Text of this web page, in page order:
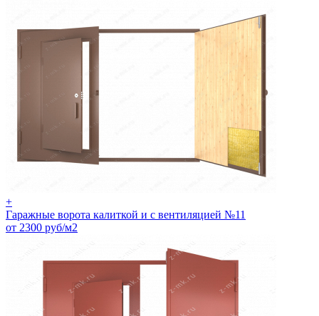
+
Гаражные ворота калиткой и с вентиляцией №11
от 2300 руб/м2